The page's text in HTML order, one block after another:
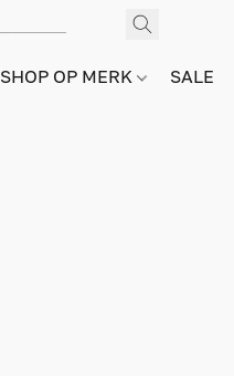
SHOP OP MERK SALE